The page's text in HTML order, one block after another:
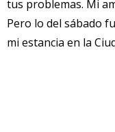
tus problemas. Mi
Pero lo del sábado
mi estancia en la